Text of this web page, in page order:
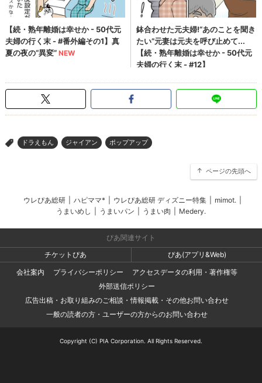
> ドラえもん ジャイアン ポップアップ
ページの先頭へ
ウレぴあ総研 ハピママ* ウレぴあ総研 ディズニー特集 mimot.
うまいめし
うまいパン うまい肉 Medery.
ぴあ関連サイト
チケットぴあ
ぴあ(アプリ&Web)
会社案内
プライバシーポリシー
アクセスデータの利用・著作権等
外部送信ポリシー
広告出稿・お取り組みのご相談・情報掲載・その他お問い合わせ
一般の読者の方・ユーザーの方からのお問い合わせ
Copyright (C) PIA Corporation. All Rights Reserved.